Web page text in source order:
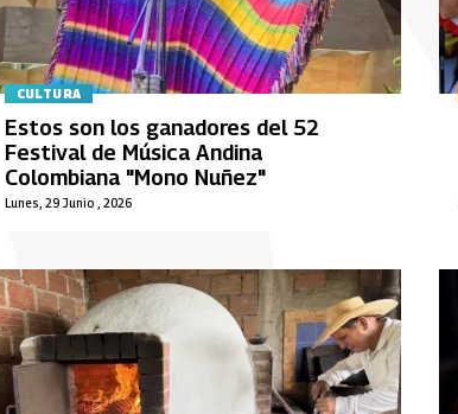
CULTURA
Lunes, 29 Junio , 2026
Estos son los ganadores del 52
Festival de Música Andina
Colombiana "Mono Nuñez"